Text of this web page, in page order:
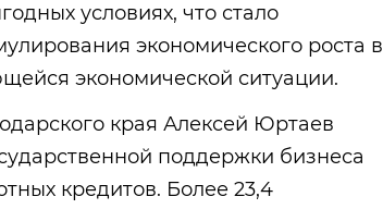
условиях, что стало
экономического роста в
экономической ситуации.
края Алексей Юртаев
поддержки бизнеса
кредитов. Более 23,4